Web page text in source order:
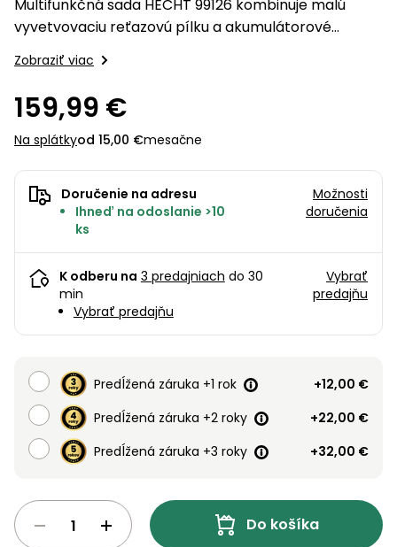
Náhradné
Vidly
Štiepačky
dreva
Drviče
Špalíkovače
vysávače
na lístie
Záhradné
vozíky
Fúriky
a posypové
vozíky
Čerpadlá
a
Vysokotlakové
umývačky
boxy
Ochrana
rastlín
Záhradné
obrubníky
Tieniace
Odpudzovače
a pasce
stoly
Vibračné
dosky
Transportéry
betón
Meracie
prístroje
Nabíjačky
autobatérií
Navijaky
Bagre
vozíky
Prilby
Multifunkčná sada HECHT 99126 kombinuje malú
vyvetvovaciu reťazovú pílku a akumulátorové
pílenie vetiev. Vrátane 2 batérií a nabíjačky.
Zobraziť viac
159,99 €
Na splátkyod 15,00 €mesačne
Doručenie na adresu
Ihneď na odoslanie >10
ks
Možnosti
doručenia
K odberu na 3 predajniach do 30
min
Vybrať predajňu
Vybrať
predajňu
Predĺžená záruka +1 rok
+12,00 €
Predĺžená záruka +2 roky
+22,00 €
Predĺžená záruka +3 roky
+32,00 €
Do košíka